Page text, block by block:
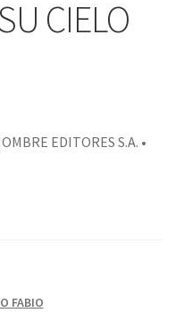
CIELO
EDITORES S.A. •
FABIO